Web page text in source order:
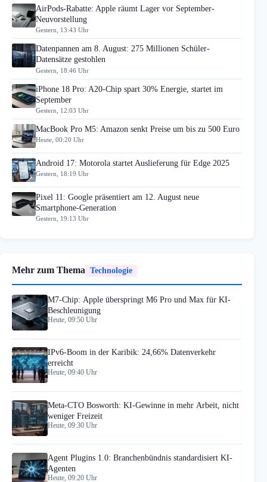
AirPods-Rabatte: Apple räumt Lager vor September-
Neuvorstellung
Gestern, 13:43 Uhr
Datenpannen am 8. August: 275 Millionen Schüler-
Datensätze gestohlen
Gestern, 18:46 Uhr
iPhone 18 Pro: A20-Chip spart 30% Energie, startet im
September
Gestern, 12:03 Uhr
MacBook Pro M5: Amazon senkt Preise um bis zu 500 Euro
Heute, 00:20 Uhr
Android 17: Motorola startet Auslieferung für Edge 2025
Gestern, 18:19 Uhr
Pixel 11: Google präsentiert am 12. August neue
Smartphone-Generation
Gestern, 19:13 Uhr
Mehr zum Thema Technologie
M7-Chip: Apple überspringt M6 Pro und Max für KI-
Beschleunigung
Heute, 09:50 Uhr
IPv6-Boom in der Karibik: 24,66% Datenverkehr
erreicht
Heute, 09:40 Uhr
Meta-CTO Bosworth: KI-Gewinne in mehr Arbeit, nicht
weniger Freizeit
Heute, 09:30 Uhr
Agent Plugins 1.0: Branchenbündnis standardisiert KI-
Agenten
Heute, 09:20 Uhr